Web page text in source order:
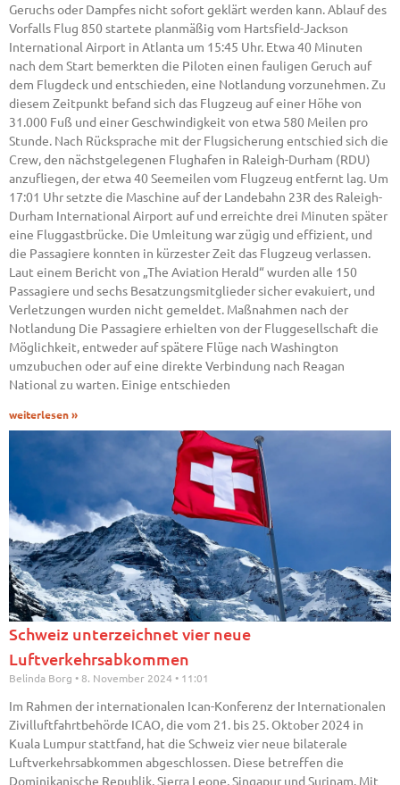
Geruchs oder Dampfes nicht sofort geklärt werden kann. Ablauf des
Vorfalls Flug 850 startete planmäßig vom Hartsfield-Jackson
International Airport in Atlanta um 15:45 Uhr. Etwa 40 Minuten
nach dem Start bemerkten die Piloten einen fauligen Geruch auf
dem Flugdeck und entschieden, eine Notlandung vorzunehmen. Zu
diesem Zeitpunkt befand sich das Flugzeug auf einer Höhe von
31.000 Fuß und einer Geschwindigkeit von etwa 580 Meilen pro
Stunde. Nach Rücksprache mit der Flugsicherung entschied sich die
Crew, den nächstgelegenen Flughafen in Raleigh-Durham (RDU)
anzufliegen, der etwa 40 Seemeilen vom Flugzeug entfernt lag. Um
17:01 Uhr setzte die Maschine auf der Landebahn 23R des Raleigh-
Durham International Airport auf und erreichte drei Minuten später
eine Fluggastbrücke. Die Umleitung war zügig und effizient, und
die Passagiere konnten in kürzester Zeit das Flugzeug verlassen.
Laut einem Bericht von „The Aviation Herald“ wurden alle 150
Passagiere und sechs Besatzungsmitglieder sicher evakuiert, und
Verletzungen wurden nicht gemeldet. Maßnahmen nach der
Notlandung Die Passagiere erhielten von der Fluggesellschaft die
Möglichkeit, entweder auf spätere Flüge nach Washington
umzubuchen oder auf eine direkte Verbindung nach Reagan
National zu warten. Einige entschieden
weiterlesen »
Schweiz unterzeichnet vier neue
Luftverkehrsabkommen
Belinda Borg 8. November 2024 11:01
Im Rahmen der internationalen Ican-Konferenz der Internationalen
Zivilluftfahrtbehörde ICAO, die vom 21. bis 25. Oktober 2024 in
Kuala Lumpur stattfand, hat die Schweiz vier neue bilaterale
Luftverkehrsabkommen abgeschlossen. Diese betreffen die
Dominikanische Republik, Sierra Leone, Singapur und Surinam. Mit